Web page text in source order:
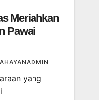
Meriahkan
Pawai
yang